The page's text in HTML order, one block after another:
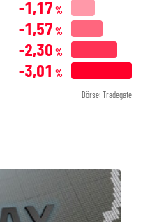
-1,17 %
-1,57 %
-2,30 %
-3,01 %
Börse: Tradegate